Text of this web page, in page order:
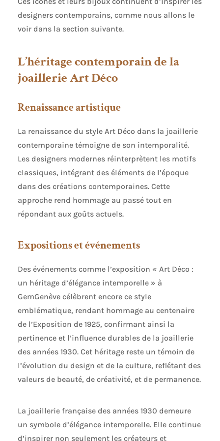
Halloween, Noël, Thanksgiving, la Saint-Valentin,
l'obtention d'un diplôme, la fête des mères, les
pour ajouter un peu de magnificence et
cadeau à vos amis, vos proches ou à vous-même.
designers contemporains, comme nous allons le
voir dans la section suivante.
L’héritage contemporain de la
joaillerie Art Déco
Renaissance artistique
La renaissance du style Art Déco dans la joaillerie
contemporaine témoigne de son intemporalité.
Les designers modernes réinterprètent les motifs
classiques, intégrant des éléments de l’époque
dans des créations contemporaines. Cette
approche rend hommage au passé tout en
répondant aux goûts actuels.
Expositions et événements
Des événements comme l’exposition « Art Déco :
un héritage d’élégance intemporelle » à
GemGenève célèbrent encore ce style
emblématique, rendant hommage au centenaire
de l’Exposition de 1925, confirmant ainsi la
pertinence et l’influence durables de la joaillerie
des années 1930. Cet héritage reste un témoin de
l’évolution du design et de la culture, reflétant des
valeurs de beauté, de créativité, et de permanence.
La joaillerie française des années 1930 demeure
un symbole d’élégance intemporelle. Elle continue
d’inspirer non seulement les créateurs et